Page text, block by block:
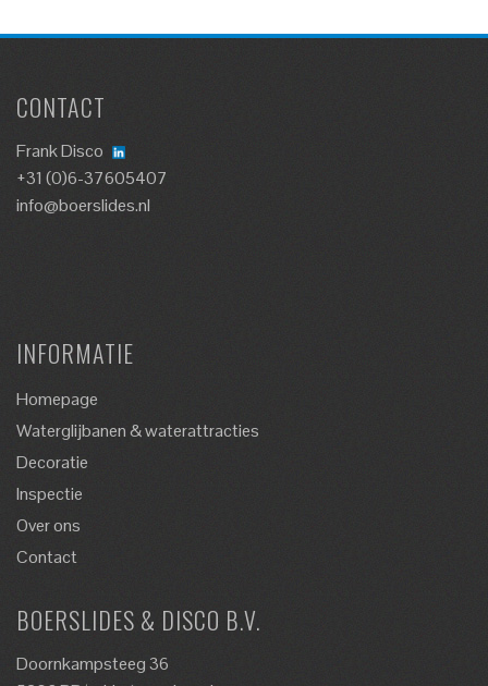
CONTACT
Frank Disco
+31 (0)6-37605407
info@boerslides.nl
INFORMATIE
Homepage
Waterglijbanen & waterattracties
Decoratie
Inspectie
Over ons
Contact
BOERSLIDES & DISCO B.V.
Doornkampsteeg 36